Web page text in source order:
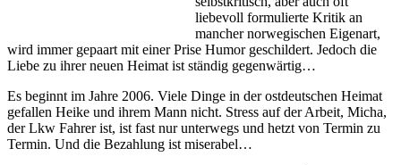
liebevoll formulierte Kritik an
mancher norwegischen Eigenart,
wird immer gepaart mit einer Prise Humor geschildert. Jedoch die
Liebe zu ihrer neuen Heimat ist ständig gegenwärtig…
Es beginnt im Jahre 2006. Viele Dinge in der ostdeutschen Heimat
gefallen Heike und ihrem Mann nicht. Stress auf der Arbeit, Micha,
der Lkw Fahrer ist, ist fast nur unterwegs und hetzt von Termin zu
Termin. Und die Bezahlung ist miserabel…